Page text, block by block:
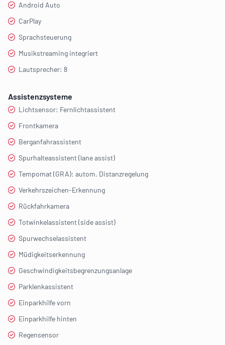
Android Auto
CarPlay
Sprachsteuerung
Musikstreaming integriert
Lautsprecher: 8
Assistenzsysteme
Lichtsensor: Fernlichtassistent
Frontkamera
Berganfahrassistent
Spurhalteassistent (lane assist)
Tempomat (GRA): autom. Distanzregelung
Verkehrszeichen-Erkennung
Rückfahrkamera
Totwinkelassistent (side assist)
Spurwechselassistent
Müdigkeitserkennung
Geschwindigkeitsbegrenzungsanlage
Parklenkassistent
Einparkhilfe vorn
Einparkhilfe hinten
Regensensor